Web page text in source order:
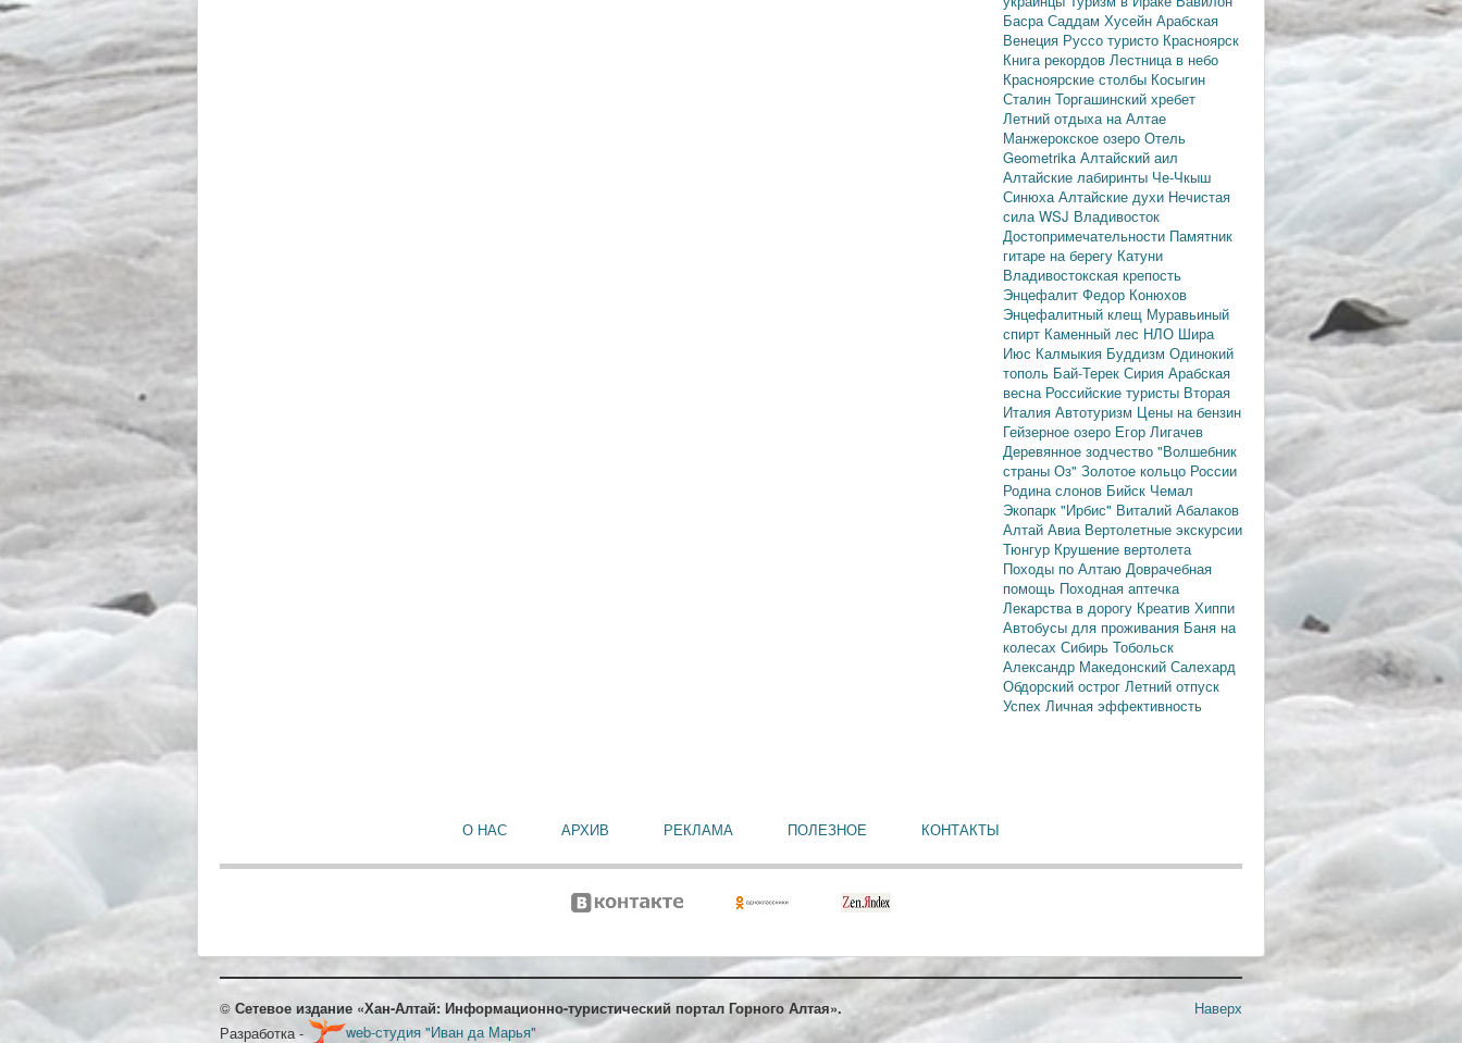
БасраСаддам Хусейн Арабская
Венеция Руссо туристо Красноярск
Книга рекордов Лестница в небо
Красноярские столбы Косыгин
Сталин Торгашинский хребет
Летний отдыха на Алтае
Манжерокское озеро Отель
Geometrika Алтайский аил
Алтайские лабиринты Че-Чкыш
СинюхаАлтайские духи Нечистая
силаWSJ Владивосток
Достопримечательности Памятник
гитаре на берегу Катуни
Владивостокская крепость
Энцефалит Федор Конюхов
Энцефалитный клещ Муравьиный
спирт Каменный лес НЛО Шира
Июс Калмыкия Буддизм Одинокий
тополь Бай-Терек Сирия Арабская
весна Российские туристы Вторая
Италия Автотуризм Цены на бензин
Гейзерное озеро Егор Лигачев
Деревянное зодчество "Волшебник
страны Оз" Золотое кольцо России
Родина слонов Бийск Чемал
Экопарк "Ирбис" Виталий Абалаков
Алтай Авиа Вертолетные экскурсии
Тюнгур Крушение вертолета
Походы по Алтаю Доврачебная
помощь Походная аптечка
Лекарства в дорогу Креатив Хиппи
Автобусы для проживания Баня на
колесах Сибирь Тобольск
Александр Македонский Салехард
Обдорский острог Летний отпуск
Успех Личная эффективность
О НАС АРХИВ РЕКЛАМА ПОЛЕЗНОЕ КОНТАКТЫ
Наверх
© Сетевое издание «Хан-Алтай: Информационно-туристический портал Горного Алтая».
Разработка -
web-студия "Иван да Марья"